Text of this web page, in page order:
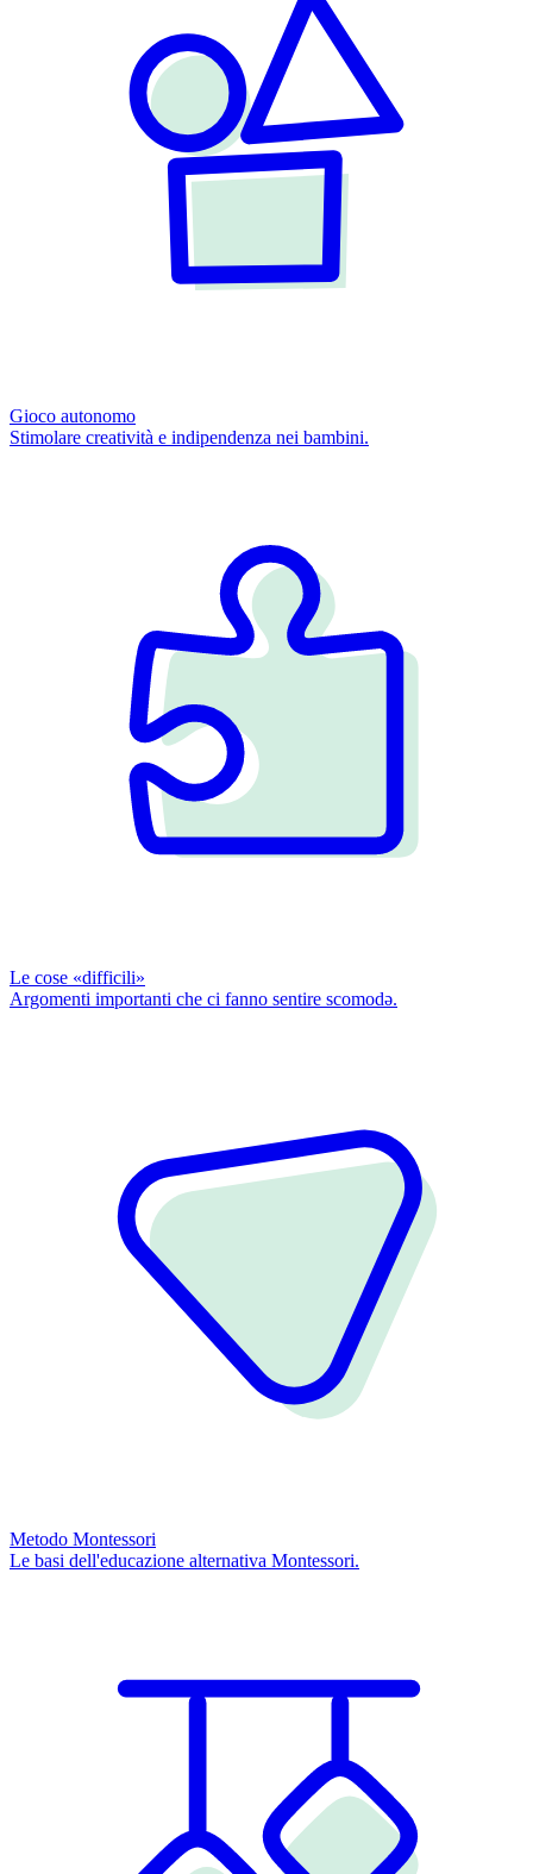
Gioco autonomo
Stimolare creatività e indipendenza nei bambini.
Le cose «difficili»
Argomenti importanti che ci fanno sentire scomodǝ.
Metodo Montessori
Le basi dell'educazione alternativa Montessori.